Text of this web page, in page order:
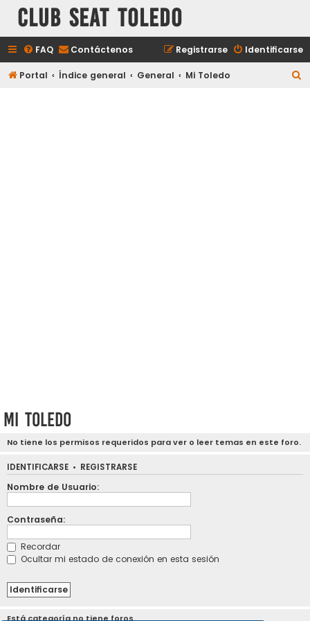
Club Seat Toledo
FAQ Contáctenos Identificarse
Registrarse
Portal Índice general General Mi Toledo
Mi Toledo
No tiene los permisos requeridos para ver o leer temas en este foro.
IDENTIFICARSE • REGISTRARSE
Nombre de Usuario:
Contraseña:
Recordar
Ocultar mi estado de conexión en esta sesión
Está categoría no tiene foros.